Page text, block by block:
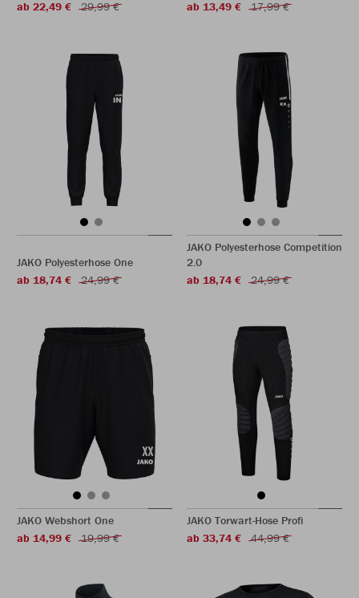
ab 22,49 €
29,99 €
ab 13,49 €
17,99 €
JAKO Polyesterhose One
ab 18,74 €
24,99 €
JAKO Polyesterhose Competition
2.0
ab 18,74 €
24,99 €
JAKO Webshort One
ab 14,99 €
19,99 €
JAKO Torwart-Hose Profi
ab 33,74 €
44,99 €